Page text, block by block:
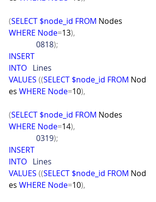
(SELECT $node_id FROM Nodes
WHERE Node=13),
0818);
INSERT
INTO Lines
VALUES ((SELECT $node_id FROM Nod
es WHERE Node=10),
(SELECT $node_id FROM Nodes
WHERE Node=14),
0319);
INSERT
INTO Lines
VALUES ((SELECT $node_id FROM Nod
es WHERE Node=10),